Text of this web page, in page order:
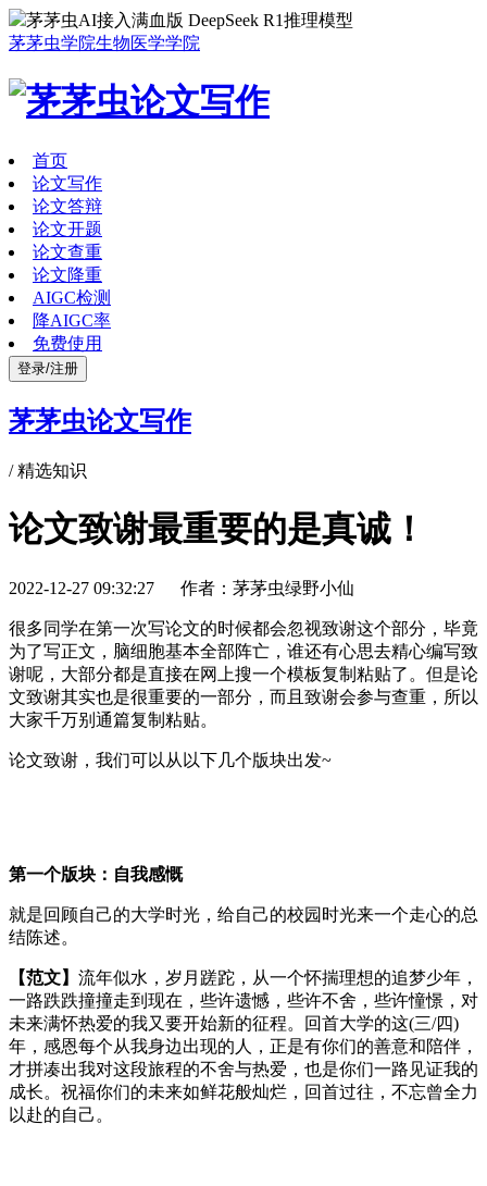
茅茅虫AI接入满血版 DeepSeek R1推理模型
茅茅虫学院生物医学学院
首页
论文写作
论文答辩
论文开题
论文查重
论文降重
AIGC检测
降AIGC率
免费使用
登录/注册
茅茅虫论文写作
/精选知识
论文致谢最重要的是真诚！
2022-12-27 09:32:27 作者：茅茅虫绿野小仙
很多同学在第一次写论文的时候都会忽视致谢这个部分，毕竟
为了写正文，脑细胞基本全部阵亡，谁还有心思去精心编写致
谢呢，大部分都是直接在网上搜一个模板复制粘贴了。但是论
文致谢其实也是很重要的一部分，而且致谢会参与查重，所以
大家千万别通篇复制粘贴。
论文致谢，我们可以从以下几个版块出发~
第一个版块：自我感慨
就是回顾自己的大学时光，给自己的校园时光来一个走心的总
结陈述。
【范文】 流年似水，岁月蹉跎，从一个怀揣理想的追梦少年，
一路跌跌撞撞走到现在，些许遗憾，些许不舍，些许憧憬，对
未来满怀热爱的我又要开始新的征程。回首大学的这(三/四)
年，感恩每个从我身边出现的人，正是有你们的善意和陪伴，
才拼凑出我对这段旅程的不舍与热爱，也是你们一路见证我的
成长。祝福你们的未来如鲜花般灿烂，回首过往，不忘曾全力
以赴的自己。